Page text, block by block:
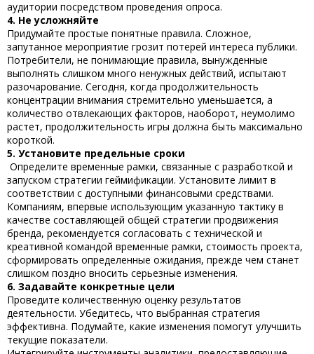
аудитории посредством проведения опроса.
4. Не усложняйте
Придумайте простые понятные правила. Сложное,
запутанное мероприятие грозит потерей интереса публики.
Потребители, не понимающие правила, вынужденные
выполнять слишком много ненужных действий, испытают
разочарование. Сегодня, когда продолжительность
концентрации внимания стремительно уменьшается, а
количество отвлекающих факторов, наоборот, неумолимо
растет, продолжительность игры должна быть максимально
короткой.
5. Установите предельные сроки
Определите временные рамки, связанные с разработкой и
запуском стратегии геймификации. Установите лимит в
соответствии с доступными финансовыми средствами.
Компаниям, впервые использующим указанную тактику в
качестве составляющей общей стратегии продвижения
бренда, рекомендуется согласовать с технической и
креативной командой временные рамки, стоимость проекта,
сформировать определенные ожидания, прежде чем станет
слишком поздно вносить серьезные изменения.
6. Задавайте конкретные цели
Проведите количественную оценку результатов
деятельности. Убедитесь, что выбранная стратегия
эффективна. Подумайте, какие изменения помогут улучшить
текущие показатели.